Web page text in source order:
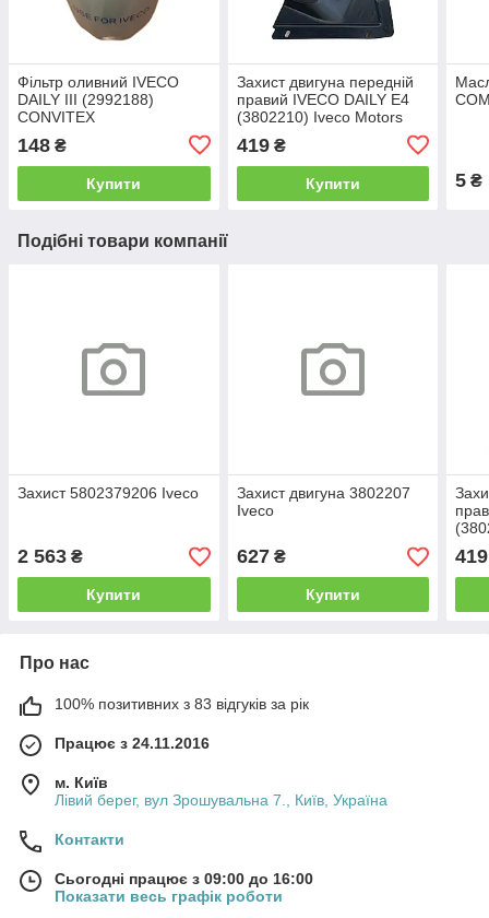
Фільтр оливний IVECO
DAILY III (2992188)
CONVITEX
148 ₴
Купити
Захист двигуна передній
правий IVECO DAILY Е4
(3802210) Iveco Motors
419₴
Купити 5 ₴
Подібні товари компанії
Захист 5802379206 Iveco
2 563 ₴
Купити
Захист двигуна 3802207
Iveco
627₴
Купити
419
Про нас
100% позитивних з 83 відгуків за рік
Працює з 24.11.2016
м. Київ
Лівий берег, вул Зрошувальна 7., Київ, Україна
Контакти
Сьогодні працює з 09:00 до 16:00
Показати весь графік роботи